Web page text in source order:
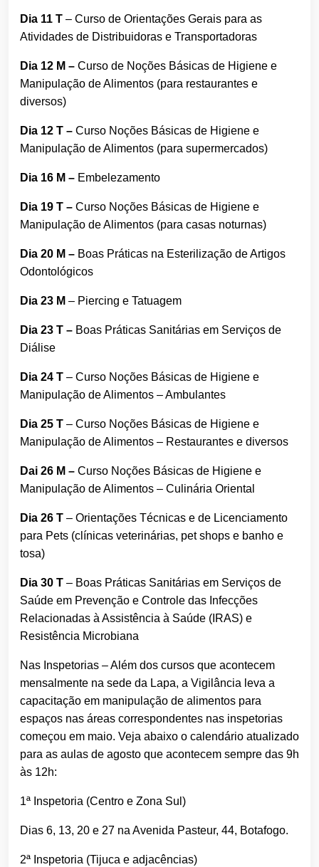
Dia 11 T – Curso de Orientações Gerais para as
Atividades de Distribuidoras e Transportadoras
Dia 12 M – Curso de Noções Básicas de Higiene e
Manipulação de Alimentos (para restaurantes e
diversos)
Dia 12 T – Curso Noções Básicas de Higiene e
Manipulação de Alimentos (para supermercados)
Dia 16 M – Embelezamento
Dia 19 T – Curso Noções Básicas de Higiene e
Manipulação de Alimentos (para casas noturnas)
Dia 20 M – Boas Práticas na Esterilização de Artigos
Odontológicos
Dia 23 M – Piercing e Tatuagem
Dia 23 T – Boas Práticas Sanitárias em Serviços de
Diálise
Dia 24 T – Curso Noções Básicas de Higiene e
Manipulação de Alimentos – Ambulantes
Dia 25 T – Curso Noções Básicas de Higiene e
Manipulação de Alimentos – Restaurantes e diversos
Dai 26 M – Curso Noções Básicas de Higiene e
Manipulação de Alimentos – Culinária Oriental
Dia 26 T – Orientações Técnicas e de Licenciamento
para Pets (clínicas veterinárias, pet shops e banho e
tosa)
Dia 30 T – Boas Práticas Sanitárias em Serviços de
Saúde em Prevenção e Controle das Infecções
Relacionadas à Assistência à Saúde (IRAS) e
Resistência Microbiana
Nas Inspetorias – Além dos cursos que acontecem
mensalmente na sede da Lapa, a Vigilância leva a
capacitação em manipulação de alimentos para
espaços nas áreas correspondentes nas inspetorias
começou em maio. Veja abaixo o calendário atualizado
para as aulas de agosto que acontecem sempre das 9h
às 12h:
1ª Inspetoria (Centro e Zona Sul)
Dias 6, 13, 20 e 27 na Avenida Pasteur, 44, Botafogo.
2ª Inspetoria (Tijuca e adjacências)